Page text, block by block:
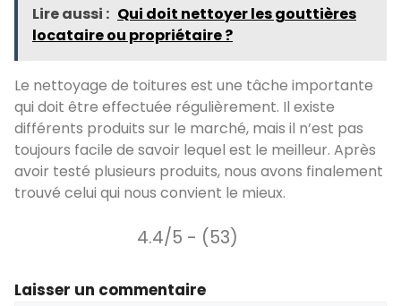
Lire aussi : Qui doit nettoyer les gouttières
locataire ou propriétaire ?
Le nettoyage de toitures est une tâche importante
qui doit être effectuée régulièrement. Il existe
différents produits sur le marché, mais il n’est pas
toujours facile de savoir lequel est le meilleur. Après
avoir testé plusieurs produits, nous avons finalement
trouvé celui qui nous convient le mieux.
4.4/5 - (53)
Laisser un commentaire